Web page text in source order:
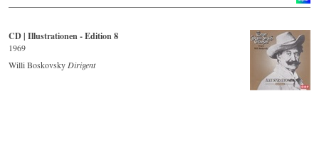
Naxosdirect.com
- - - - - - - - ANDERE LÄNDER - - - - - - - -
Naxos.com
CD | Illustrationen - Edition 8
1969
Willi Boskovsky Dirigent